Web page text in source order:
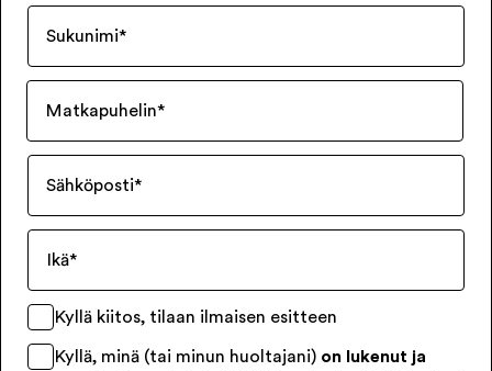
Sukunimi*
Matkapuhelin*
Sähköposti*
Ikä*
Kyllä kiitos, tilaan ilmaisen esitteen
Kyllä, minä (tai minun huoltajani) on lukenut ja